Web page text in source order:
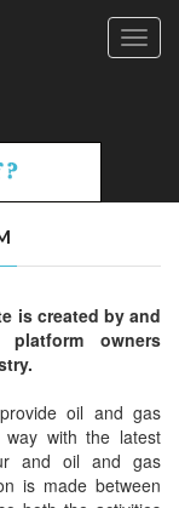
is created by and
owners
oil and gas
with the latest
and oil and gas
is made between